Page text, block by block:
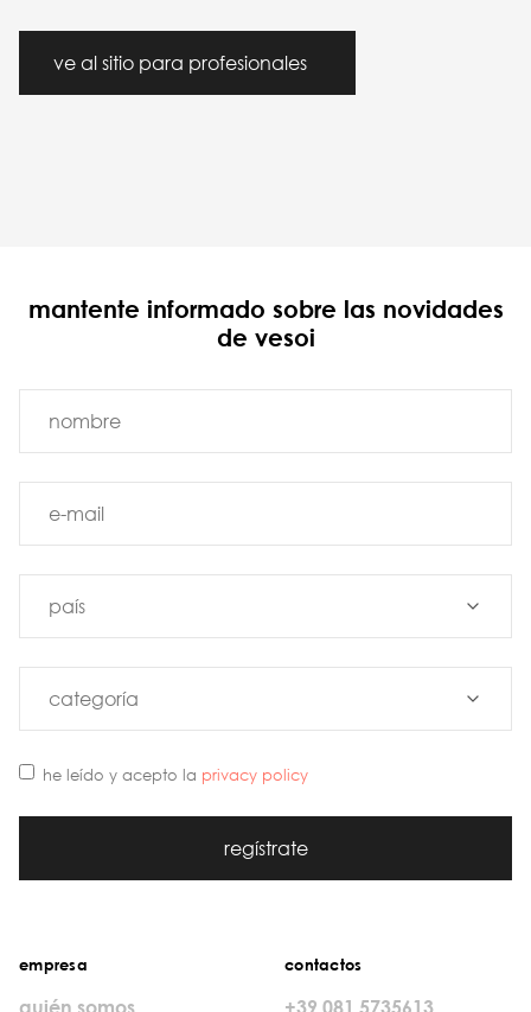
ve al sitio para profesionales
mantente informado sobre las novidades
de vesoi
he leído y acepto la privacy policy
regístrate
empresa
quién somos
contactos
+39 081 5735613